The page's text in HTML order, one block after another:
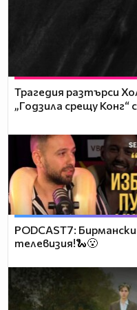
Трагедия разтърси
„Годзила срещу
PODCAST7:
телевизия!🐍😮